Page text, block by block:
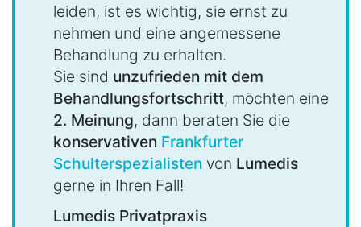
leiden, ist es wichtig, sie ernst zu
nehmen und eine angemessene
Behandlung zu erhalten.
Sie sind unzufrieden mit dem
Behandlungsfortschritt, möchten eine
2. Meinung, dann beraten Sie die
konservativen Frankfurter
Schulterspezialisten von Lumedis
gerne in Ihren Fall!
Lumedis Privatpraxis